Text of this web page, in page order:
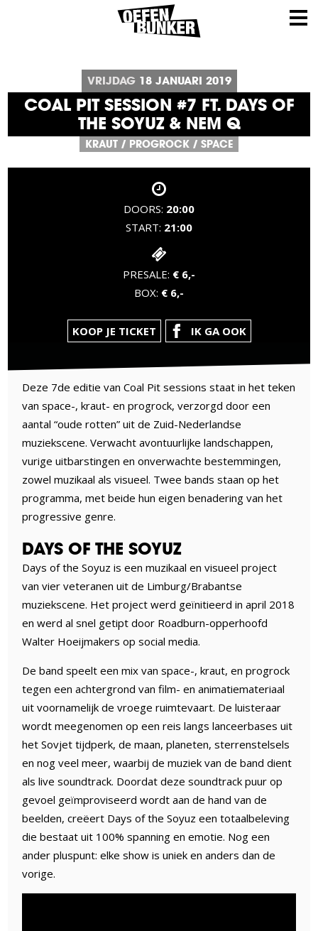
VRIJDAG 18 JANUARI 2019
COAL PIT SESSION #7 FT. DAYS OF
THE SOYUZ & NEM Q
KRAUT / PROGROCK / SPACE
DOORS: 20:00
START: 21:00
PRESALE: € 6,-
BOX: € 6,-
KOOP JE TICKET IK GA OOK
Deze 7de editie van Coal Pit sessions staat in het teken
van space-, kraut- en progrock, verzorgd door een
aantal “oude rotten” uit de Zuid-Nederlandse
muziekscene. Verwacht avontuurlijke landschappen,
vurige uitbarstingen en onverwachte bestemmingen,
zowel muzikaal als visueel. Twee bands staan op het
programma, met beide hun eigen benadering van het
progressive genre.
DAYS OF THE SOYUZ
Days of the Soyuz is een muzikaal en visueel project
van vier veteranen uit de Limburg/Brabantse
muziekscene. Het project werd geïnitieerd in april 2018
en werd al snel getipt door Roadburn-opperhoofd
Walter Hoeijmakers op social media.
De band speelt een mix van space-, kraut, en progrock
tegen een achtergrond van film- en animatiemateriaal
uit voornamelijk de vroege ruimtevaart. De luisteraar
wordt meegenomen op een reis langs lanceerbases uit
het Sovjet tijdperk, de maan, planeten, sterrenstelsels
en nog veel meer, waarbij de muziek van de band dient
als live soundtrack. Doordat deze soundtrack puur op
gevoel geïmproviseerd wordt aan de hand van de
beelden, creëert Days of the Soyuz een totaalbeleving
die bestaat uit 100% spanning en emotie. Nog een
ander pluspunt: elke show is uniek en anders dan de
vorige.